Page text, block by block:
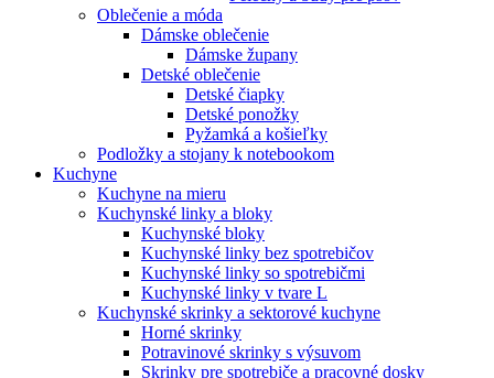
Oblečenie a móda
Dámske oblečenie
Dámske župany
Detské oblečenie
Detské čiapky
Detské ponožky
Pyžamká a košieľky
Podložky a stojany k notebookom
Kuchyne
Kuchyne na mieru
Kuchynské linky a bloky
Kuchynské bloky
Kuchynské linky bez spotrebičov
Kuchynské linky so spotrebičmi
Kuchynské linky v tvare L
Kuchynské skrinky a sektorové kuchyne
Horné skrinky
Potravinové skrinky s výsuvom
Skrinky pre spotrebiče a pracovné dosky